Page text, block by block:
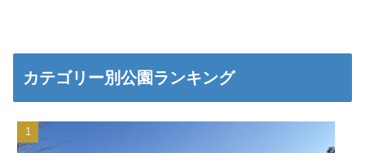
カテゴリー別公園ランキング